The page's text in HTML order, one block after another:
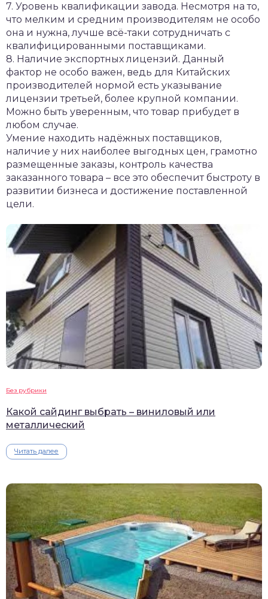
7. Уровень квалификации завода. Несмотря на то,
что мелким и средним производителям не особо
она и нужна, лучше всё-таки сотрудничать с
квалифицированными поставщиками.
8. Наличие экспортных лицензий. Данный
фактор не особо важен, ведь для Китайских
производителей нормой есть указывание
лицензии третьей, более крупной компании.
Можно быть уверенным, что товар прибудет в
любом случае.
Умение находить надёжных поставщиков,
наличие у них наиболее выгодных цен, грамотно
размещенные заказы, контроль качества
заказанного товара – все это обеспечит быстроту в
развитии бизнеса и достижение поставленной
цели.
Без рубрики
Какой сайдинг выбрать – виниловый или
металлический
Читать далее